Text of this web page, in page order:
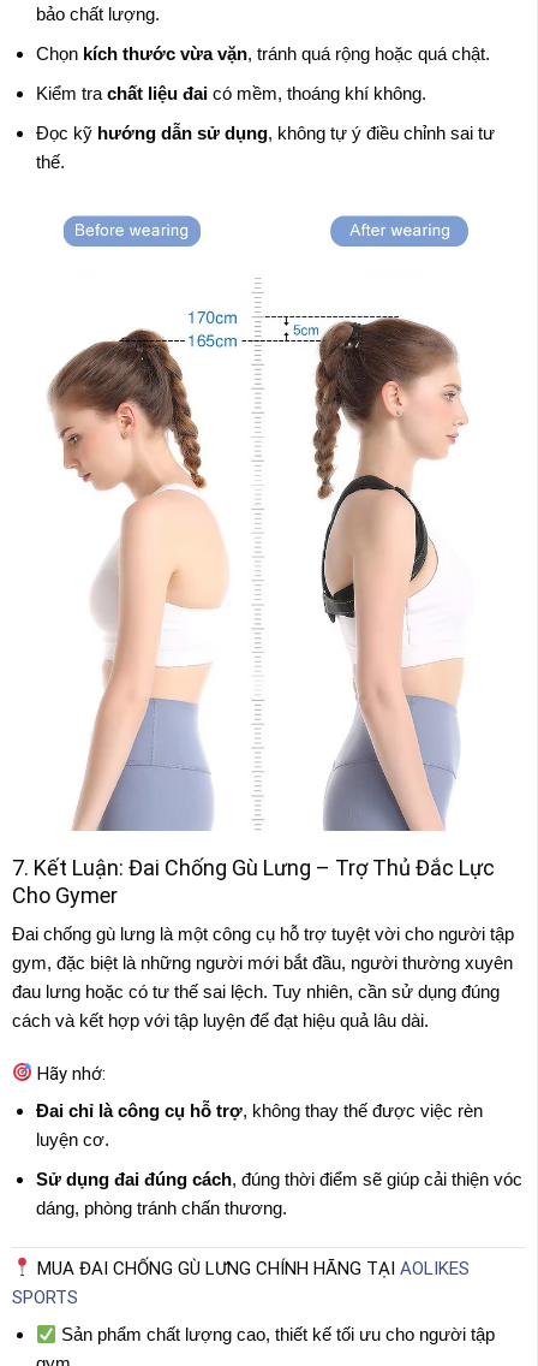
bảo chất lượng.
Chọn kích thước vừa vặn, tránh quá rộng hoặc quá chật.
Kiểm tra chất liệu đaicó mềm, thoáng khí không.
Đọc kỹ hướng dẫn sử dụng, không tự ý điều chỉnh sai tư
thế.
7. Kết Luận: Đai Chống Gù Lưng – Trợ Thủ Đắc Lực
Cho Gymer
Đai chống gù lưng là một công cụ hỗ trợ tuyệt vời cho người tập
gym, đặc biệt là những người mới bắt đầu, người thường xuyên
đau lưng hoặc có tư thế sai lệch. Tuy nhiên, cần sử dụng đúng
cách và kết hợp với tập luyện để đạt hiệu quả lâu dài.
Hãy nhớ:
Đai chỉ là công cụ hỗ trợ, không thay thế được việc rèn
luyện cơ.
Sử dụng đai đúng cách, đúng thời điểm sẽ giúp cải thiện vóc
dáng, phòng tránh chấn thương.
MUA ĐAI CHỐNG GÙ LƯNG CHÍNH HÃNG TẠIAOLIKES
SPORTS
Sản phẩm chất lượng cao, thiết kế tối ưu cho người tập